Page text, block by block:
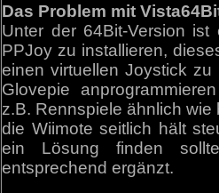
Das Problem mit
Unter der 64Bit-Version
PPJoy zu installieren,
einen virtuellen Joystick
Glovepie
z.B. Rennspiele ähnlich wie
die Wiimote seitlich hält
ein Lösung finden
entsprechend ergänzt.